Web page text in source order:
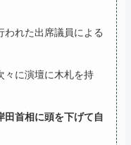
われた出席議員による
々に演壇に木札を持
田首相に頭を下げて自